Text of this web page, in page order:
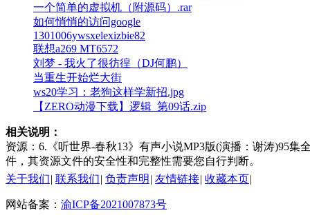
一个简单的虚拟机（附源码）.rar
如何悄悄的访问google
1301006ywsxelexizbie82
联想a269 MT6572
刘梦 - 我火了很彷徨（DJ何鹏）
当重生开始烂大街
ws20学习：老狗这样学新招.jpg
【ZERO动漫下载】逻辑_第09话.zip
相关说明：
资源：6.《听世界-春秋13》有声小说MP3版(演播：谢涛)95集
件，其资源文件的安全性和完整性需要您自行判断。
关于我们| 联系我们| 负责声明 | 友情链接| 收藏本页|
网站备案： 渝ICP备2021007873号